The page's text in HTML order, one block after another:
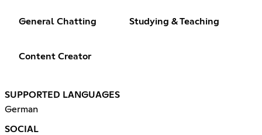
General Chatting Studying & Teaching
Content Creator
SUPPORTED LANGUAGES
German
SOCIAL